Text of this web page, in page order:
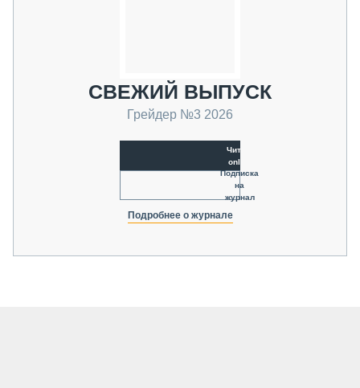
СВЕЖИЙ ВЫПУСК
Грейдер №3 2026
Читать
online
Подписка
на
журнал
Подробнее о журнале